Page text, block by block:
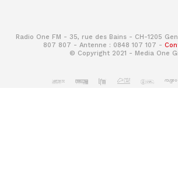
Radio One FM - 35, rue des Bains - CH-1205
807 807 - Antenne : 0848 107 107 -
© Copyright 2021 - Media One